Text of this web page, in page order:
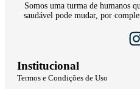
Somos uma turma de humanos
saudável pode mudar, por
Institucional
Termos e Condições de Uso